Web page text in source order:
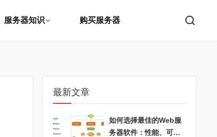
服务器知识 购买服务器
最新文章
如何选择最佳的Web服
务器软件：性能、可靠